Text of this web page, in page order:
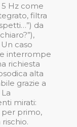
5 Hz come
filtra
da
caso
interrompe
richiesta
alta
grazie a
mirati:
primo,